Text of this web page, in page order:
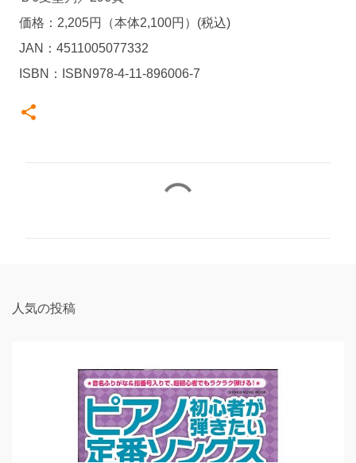
価格：2,205円（本体2,100円）(税込)
JAN：4511005077332
ISBN：ISBN978-4-11-896006-7
人気の投稿